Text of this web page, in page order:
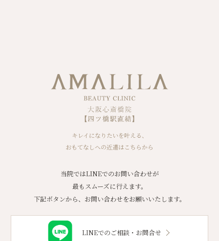
キレイになりたいを叶える、
おもてなしへの近道はこちらから
当院ではLINEでのお問い合わせが
最もスムーズに行えます。
下記ボタンから、お問い合わせをお願いいたします。
LINEでのご相談・お問合せ